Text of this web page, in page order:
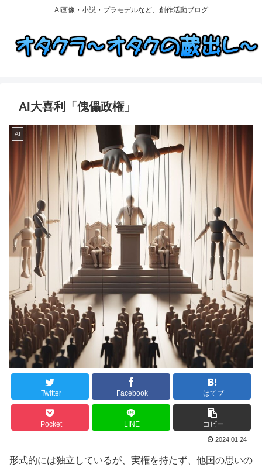
AI画像・小説・プラモデルなど、創作活動ブログ
AI大喜利「傀儡政権」
AI
Twitter Facebook はてブ
Pocket LINE コピー
2024.01.24
形式的には独立しているが、実権を持たず、他国の思いの